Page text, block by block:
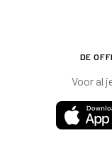
DE
Voor al